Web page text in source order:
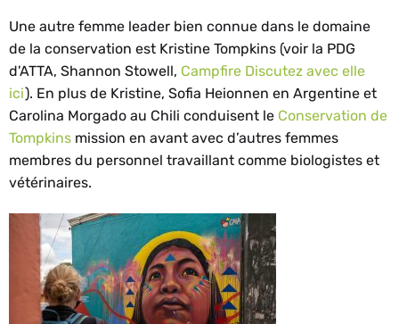
Une autre femme leader bien connue dans le domaine
de la conservation est Kristine Tompkins (voir la PDG
d'ATTA, Shannon Stowell, Campfire Discutez avec elle
ici). En plus de Kristine, Sofia Heionnen en Argentine et
Carolina Morgado au Chili conduisent le Conservation de
Tompkins mission en avant avec d’autres femmes
membres du personnel travaillant comme biologistes et
vétérinaires.